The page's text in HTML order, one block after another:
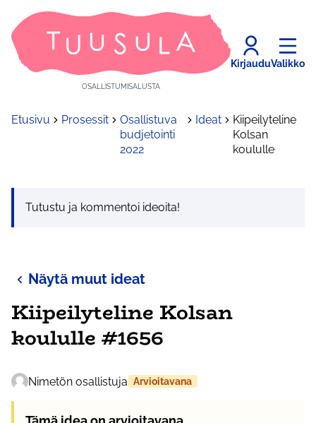
OSALLISTUMISALUSTA
KirjauduValikko
Etusivu Prosessit
Osallistuva
budjetointi
2022
Ideat
Kiipeilyteline
Kolsan
koululle
Tutustu ja kommentoi ideoita!
Näytä muut ideat
Kiipeilyteline Kolsan
koululle #1656
Nimetön osallistuja Arvioitavana